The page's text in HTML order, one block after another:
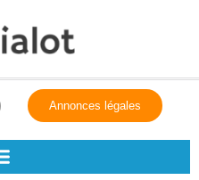
Annonces légales